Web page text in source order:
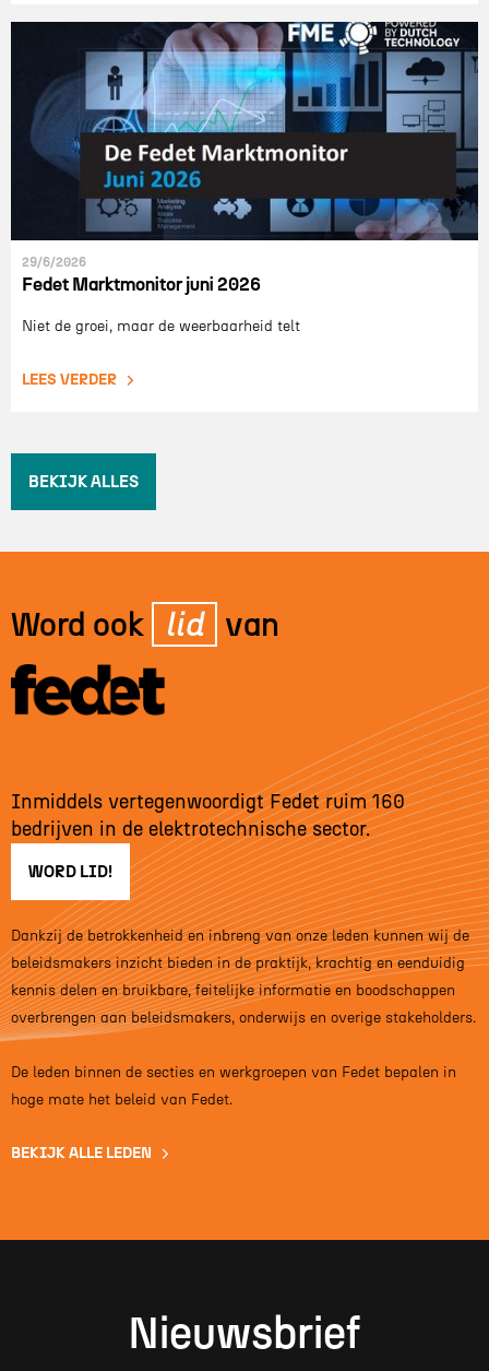
29/6/2026
Fedet Marktmonitor juni 2026
Niet de groei, maar de weerbaarheid telt
LEES VERDER
BEKIJK ALLES
Word ook lid van
Inmiddels vertegenwoordigt Fedet ruim 160
bedrijven in de elektrotechnische sector.
WORD LID!
Dankzij de betrokkenheid en inbreng van onze leden kunnen wij de
beleidsmakers inzicht bieden in de praktijk, krachtig en eenduidig
kennis delen en bruikbare, feitelijke informatie en boodschappen
overbrengen aan beleidsmakers, onderwijs en overige stakeholders.
De leden binnen de secties en werkgroepen van Fedet bepalen in
hoge mate het beleid van Fedet.
BEKIJK ALLE LEDEN
Nieuwsbrief